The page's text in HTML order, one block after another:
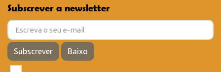
Subscrever a newsletter
Subscrever Baixo